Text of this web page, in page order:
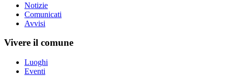
Notizie
Comunicati
Avvisi
Vivere il comune
Luoghi
Eventi